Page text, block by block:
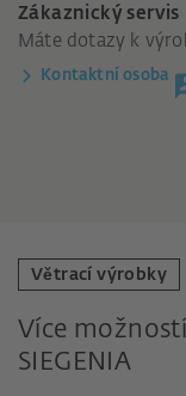
Zákaznický servis
Máte dotazy k
Kontaktní osoba
Větrací výrobky
Více
SIEGENIA